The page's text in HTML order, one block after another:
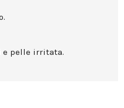
e pelle irritata.